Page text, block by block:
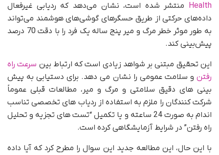
Health منتشر شده است، نشان می‌دهد که ردیابی غیرفعال
داده‌های حرکتی از طریق حسگرهای گوشی‌های هوشمند می‌تواند
به طور موثر خطر مرگ و میر پنج ساله یک فرد را با دقت 70 درصد
پیش‌بینی کند.
این تحقیق مبتنی بر شواهد زیادی است که ارتباط بین سرعت راه
رفتن و سلامت عمومی را نشان می دهد. برای دستیابی به پیش
بینی های دقیق سلامتی و مرگ و میر، مطالعات قبلی عموماً
شرکت کنندگان را ملزم به استفاده از ردیاب های تخصصی تناسب
اندام به صورت 24 ساعته و یا تکمیل “تست های تجزیه و تحلیل
راه رفتن” در شرایط آزمایشگاهی کرده است.
با این حال، این مطالعه جدید این سوال را مطرح کرد که آیا داده